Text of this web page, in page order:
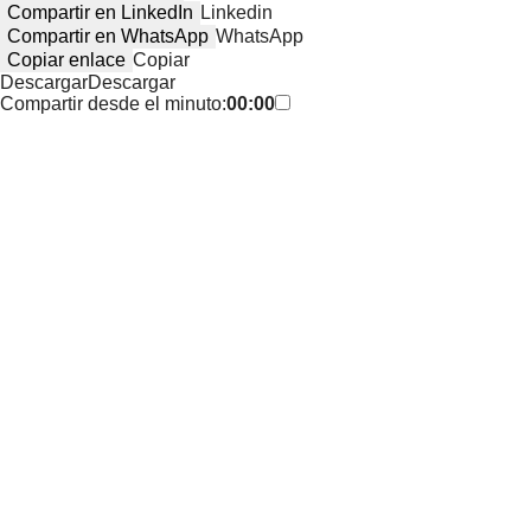
Compartir en LinkedIn Linkedin
Compartir en WhatsApp WhatsApp
Copiar enlace Copiar
DescargarDescargar
Compartir desde el minuto:00:00